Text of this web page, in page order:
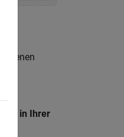
offenen
in Ihrer